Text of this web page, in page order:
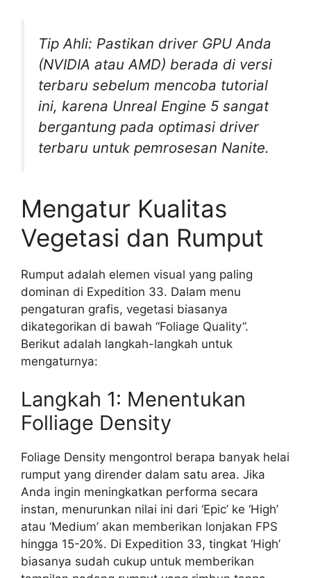
Tip Ahli: Pastikan driver GPU Anda
(NVIDIA atau AMD) berada di versi
terbaru sebelum mencoba tutorial
ini, karena Unreal Engine 5 sangat
bergantung pada optimasi driver
terbaru untuk pemrosesan Nanite.
Mengatur Kualitas
Vegetasi dan Rumput
Rumput adalah elemen visual yang paling
dominan di Expedition 33. Dalam menu
pengaturan grafis, vegetasi biasanya
dikategorikan di bawah “Foliage Quality”.
Berikut adalah langkah-langkah untuk
mengaturnya:
Langkah 1: Menentukan
Folliage Density
Foliage Density mengontrol berapa banyak helai
rumput yang dirender dalam satu area. Jika
Anda ingin meningkatkan performa secara
instan, menurunkan nilai ini dari ‘Epic’ ke ‘High’
atau ‘Medium’ akan memberikan lonjakan FPS
hingga 15-20%. Di Expedition 33, tingkat ‘High’
biasanya sudah cukup untuk memberikan